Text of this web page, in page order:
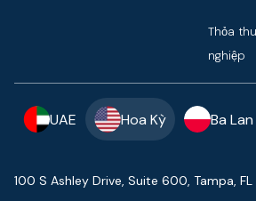
Thỏa
nghiệp
UAE Hoa Kỳ Ba Lan
100 S Ashley Drive, Suite 600, Tampa,